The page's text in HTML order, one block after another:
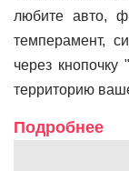
любите авто,
темперамент,
через
территорию
Подробнее